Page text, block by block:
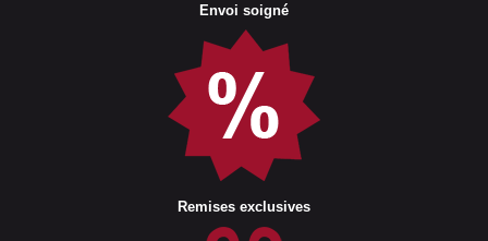
Envoi soigné
Remises exclusives